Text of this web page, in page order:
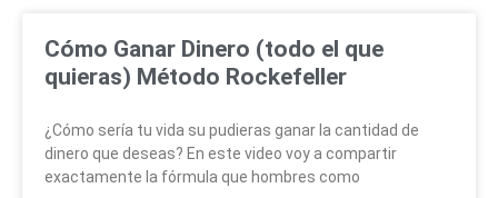
Cómo Ganar Dinero (todo el que
quieras) Método Rockefeller
¿Cómo sería tu vida su pudieras ganar la cantidad de
dinero que deseas? En este video voy a compartir
exactamente la fórmula que hombres como